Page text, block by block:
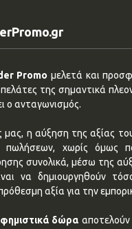
Promo μελετά και
της σημαντικά
ο ανταγωνισμός.
μας, η αύξηση της αξίας
πωλήσεων, χωρίς όμως
συνολικά, μέσω της
να δημιουργηθούν
αξία για την
δώρα αποτελούν